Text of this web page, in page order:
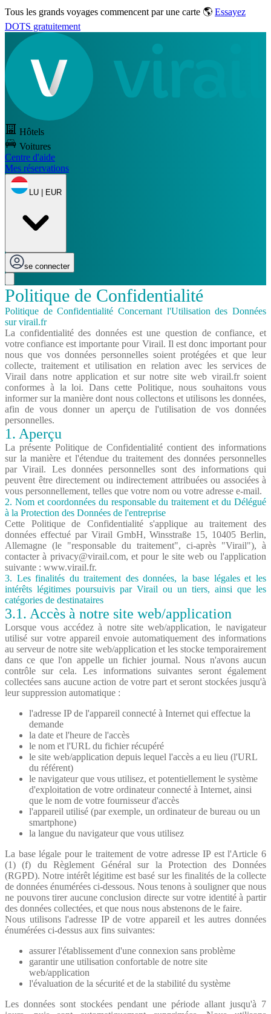
Tous les grands voyages commencent par une carte 🌎 Essayez
DOTS gratuitement
Hôtels
Voitures
Centre d'aide
Mes réservations
LU | EUR
se connecter
Politique de Confidentialité
Politique de Confidentialité Concernant l'Utilisation des Données
sur virail.fr
La confidentialité des données est une question de confiance, et
votre confiance est importante pour Virail. Il est donc important pour
nous que vos données personnelles soient protégées et que leur
collecte, traitement et utilisation en relation avec les services de
Virail dans notre application et sur notre site web virail.fr soient
conformes à la loi. Dans cette Politique, nous souhaitons vous
informer sur la manière dont nous collectons et utilisons les données,
afin de vous donner un aperçu de l'utilisation de vos données
personnelles.
1. Aperçu
La présente Politique de Confidentialité contient des informations
sur la manière et l'étendue du traitement des données personnelles
par Virail. Les données personnelles sont des informations qui
peuvent être directement ou indirectement attribuées ou associées à
vous personnellement, telles que votre nom ou votre adresse e-mail.
2. Nom et coordonnées du responsable du traitement et du Délégué
à la Protection des Données de l'entreprise
Cette Politique de Confidentialité s'applique au traitement des
données effectué par Virail GmbH, Winsstraße 15, 10405 Berlin,
Allemagne (le "responsable du traitement", ci-après "Virail"), à
contacter à privacy@virail.com, et pour le site web ou l'application
suivante : www.virail.fr.
3. Les finalités du traitement des données, la base légales et les
intérêts légitimes poursuivis par Virail ou un tiers, ainsi que les
catégories de destinataires
3.1. Accès à notre site web/application
Lorsque vous accédez à notre site web/application, le navigateur
utilisé sur votre appareil envoie automatiquement des informations
au serveur de notre site web/application et les stocke temporairement
dans ce que l'on appelle un fichier journal. Nous n'avons aucun
contrôle sur cela. Les informations suivantes seront également
collectées sans aucune action de votre part et seront stockées jusqu'à
leur suppression automatique :
l'adresse IP de l'appareil connecté à Internet qui effectue la
demande
la date et l'heure de l'accès
le nom et l'URL du fichier récupéré
le site web/application depuis lequel l'accès a eu lieu (l'URL
du référent)
le navigateur que vous utilisez, et potentiellement le système
d'exploitation de votre ordinateur connecté à Internet, ainsi
que le nom de votre fournisseur d'accès
l'appareil utilisé (par exemple, un ordinateur de bureau ou un
smartphone)
la langue du navigateur que vous utilisez
La base légale pour le traitement de votre adresse IP est l'Article 6
(1) (f) du Règlement Général sur la Protection des Données
(RGPD). Notre intérêt légitime est basé sur les finalités de la collecte
de données énumérées ci-dessous. Nous tenons à souligner que nous
ne pouvons tirer aucune conclusion directe sur votre identité à partir
des données collectées, et que nous nous abstenons de le faire.
Nous utilisons l'adresse IP de votre appareil et les autres données
énumérées ci-dessus aux fins suivantes:
assurer l'établissement d'une connexion sans problème
garantir une utilisation confortable de notre site
web/application
l'évaluation de la sécurité et de la stabilité du système
Les données sont stockées pendant une période allant jusqu'à 7